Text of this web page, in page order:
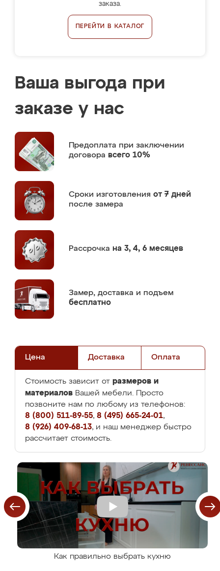
заказа.
ПЕРЕЙТИ В КАТАЛОГ
Ваша выгода при
заказе у нас
Предоплата при заключении
договора всего 10%
Сроки изготовления от 7 дней
после замера
Рассрочка на 3, 4, 6 месяцев
Замер, доставка и подъем
бесплатно
Цена Доставка Оплата
Стоимость зависит от размеров и
материалов Вашей мебели. Просто
позвоните нам по любому из телефонов:
8 (800) 511-89-55, 8 (495) 665-24-01,
8 (926) 409-68-13, и наш менеджер быстро
рассчитает стоимость.
Как правильно выбрать кухню